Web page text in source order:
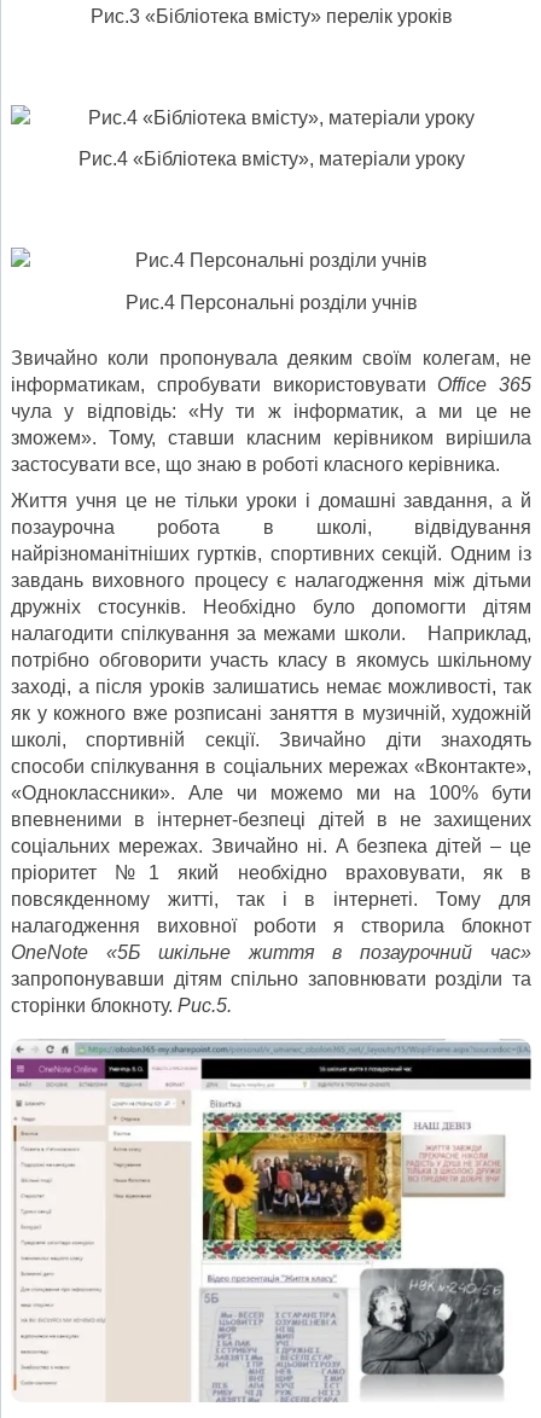
Рис.3 «Бібліотека вмісту» перелік уроків
Рис.4 «Бібліотека вмісту», матеріали уроку
Рис.4 Персональні розділи учнів
Звичайно коли пропонувала деяким своїм колегам, не
інформатикам, спробувати використовувати Office 365
чула у відповідь: «Ну ти ж інформатик, а ми це не
зможем». Тому, ставши класним керівником вирішила
застосувати все, що знаю в роботі класного керівника.
Життя учня це не тільки уроки і домашні завдання, а й
позаурочна робота в школі, відвідування
найрізноманітніших гуртків, спортивних секцій. Одним із
завдань виховного процесу є налагодження між дітьми
дружніх стосунків. Необхідно було допомогти дітям
налагодити спілкування за межами школи. Наприклад,
потрібно обговорити участь класу в якомусь шкільному
заході, а після уроків залишатись немає можливості, так
як у кожного вже розписані заняття в музичній, художній
школі, спортивній секції. Звичайно діти знаходять
способи спілкування в соціальних мережах «Вконтакте»,
«Одноклассники». Але чи можемо ми на 100% бути
впевненими в інтернет-безпеці дітей в не захищених
соціальних мережах. Звичайно ні. А безпека дітей – це
пріоритет №1 який необхідно враховувати, як в
повсякденному житті, так і в інтернеті. Тому для
налагодження виховної роботи я створила блокнот
OneNote «5Б шкільне життя в позаурочний час»
запропонувавши дітям спільно заповнювати розділи та
сторінки блокноту. Рис.5.